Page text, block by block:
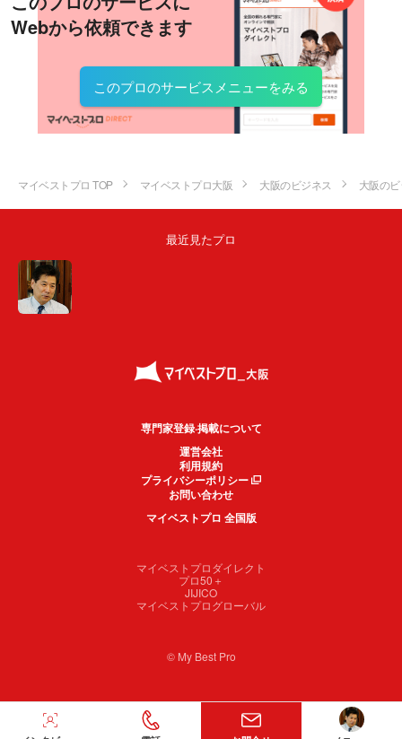
Webから依頼できます
このプロのサービスメニューをみる
マイベストプロ TOP マイベストプロ大阪 大阪のビジネス 大阪の
最近見たプロ
専門家登録·掲載について
運営会社
利用規約
プライバシーポリシー
お問い合わせ
マイベストプロ 全国版
マイベストプロダイレクト
プロ50＋
JIJICO
マイベストプログローバル
© My Best Pro